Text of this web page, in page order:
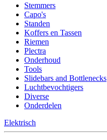
Stemmers
Capo's
Standen
Koffers en Tassen
Riemen
Plectra
Onderhoud
Tools
Slidebars and Bottlenecks
Luchtbevochtigers
Diverse
Onderdelen
Elektrisch